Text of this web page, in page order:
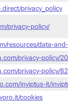
privacy_policy
privacy-policy/
resources/data-
privacy-policy/
privacy-policy/
inviptus-it/
cookies